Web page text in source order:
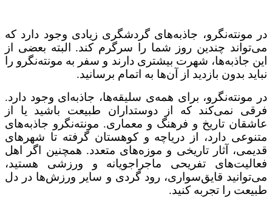
در مونته‌نگرو، جاذبه‌های گردشگری زیادی وجود دارد که
می‌تواند چندین روز شما را سرگرم کند. البته بعضی از
این جاذبه‌ها، شهرت بیشتری دارند و سفر به مونته‌‌نگرو را
نباید بدون بازدید از آن‌ها به اتمام برسانید.
در مونته‌نگرو، برای همه‌ی سلیقه‌ها، جاذبه‌ای وجود دارد.
فرقی نمی‌کند که از دوستداران طبیعت باشید یا از
عاشقان تاریخ و فرهنگ و معماری. مونته‌نگرو جاذبه‌های
متنوعی دارد، از دریاچه و کوهستان گرفته تا شهرهای
قدیمی، آثار تاریخی و موزه‌های متعدد. همچنین اگر اهل
فعالیت‌های تفریحی ماجراجویانه و ورزشی هستید،
می‌توانید قایق‌سواری، رود گردی و سایر ورزش‌ها در دل
طبیعت را تجربه کنید.